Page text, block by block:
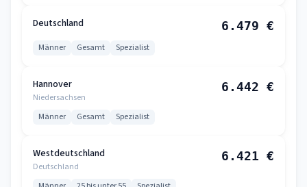
Deutschland 6.479 €
Männer Gesamt Spezialist
Hannover
Niedersachsen
6.442 €
Männer Gesamt Spezialist
Westdeutschland
Deutschland
6.421 €